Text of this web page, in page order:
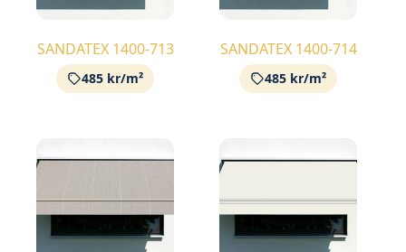
SANDATEX 1400-713
485 kr/m²
SANDATEX 1400-714
485 kr/m²